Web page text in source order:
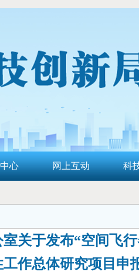
心 网上互动 科
关于发布“空间飞
作总体研究项目申